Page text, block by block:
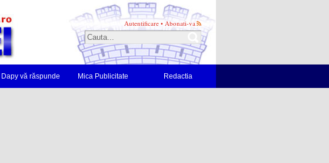
Autentificare • Abonati-va
Dapy vă răspunde Mica Publicitate Redactia